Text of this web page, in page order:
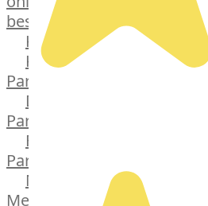
bestellen
Karriere
Kochschul-
Partner
Depot-
Partner
Frischetheken-
Partner
Männer
Metzger